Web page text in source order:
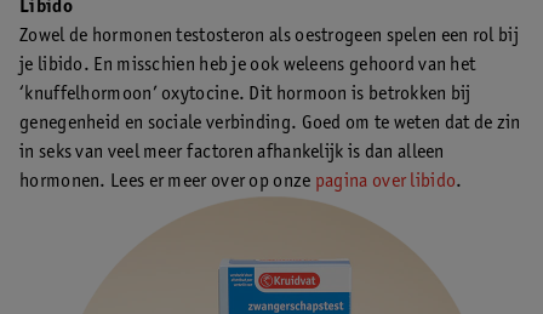
Libido
Zowel de hormonen testosteron als oestrogeen spelen een rol bij
je libido. En misschien heb je ook weleens gehoord van het
‘knuffelhormoon’ oxytocine. Dit hormoon is betrokken bij
genegenheid en sociale verbinding. Goed om te weten dat de zin
in seks van veel meer factoren afhankelijk is dan alleen
hormonen. Lees er meer over op onze pagina over libido.